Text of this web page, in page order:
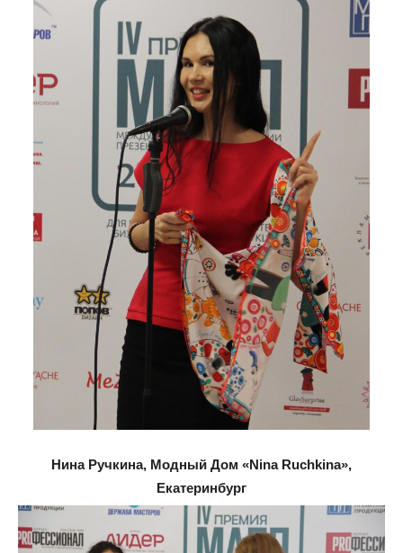
Нина Ручкина, Модный Дом «Nina Ruchkina»,
Екатеринбург